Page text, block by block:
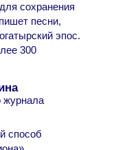
сохранения
песни,
эпос.
300
журнала
способ